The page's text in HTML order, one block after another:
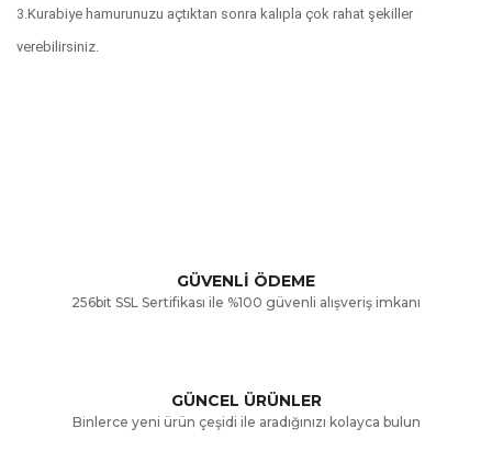
3.Kurabiye hamurunuzu açtıktan sonra kalıpla çok rahat şekiller
verebilirsiniz.
Ürün resmi kalitesiz, bozuk veya görüntülenemiyor.
Ürün bilgilerinde hatalar bulunuyor.
GÜVENLİ ÖDEME
256bit SSL Sertifikası ile %100 güvenli alışveriş imkanı
GÜNCEL ÜRÜNLER
Binlerce yeni ürün çeşidi ile aradığınızı kolayca bulun